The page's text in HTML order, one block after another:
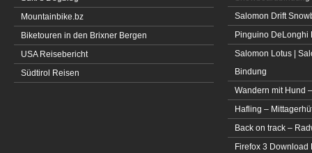
Mountainbike.bz
Biketouren in den Brixner Bergen
USA Reisebericht
Südtirol Reisen
Salomon Drift
Pinguino DeLonghi
Salomon Lotus |
Bindung
Wandern mit Hund
Hafling –
Back on track –
Firefox 3 Download